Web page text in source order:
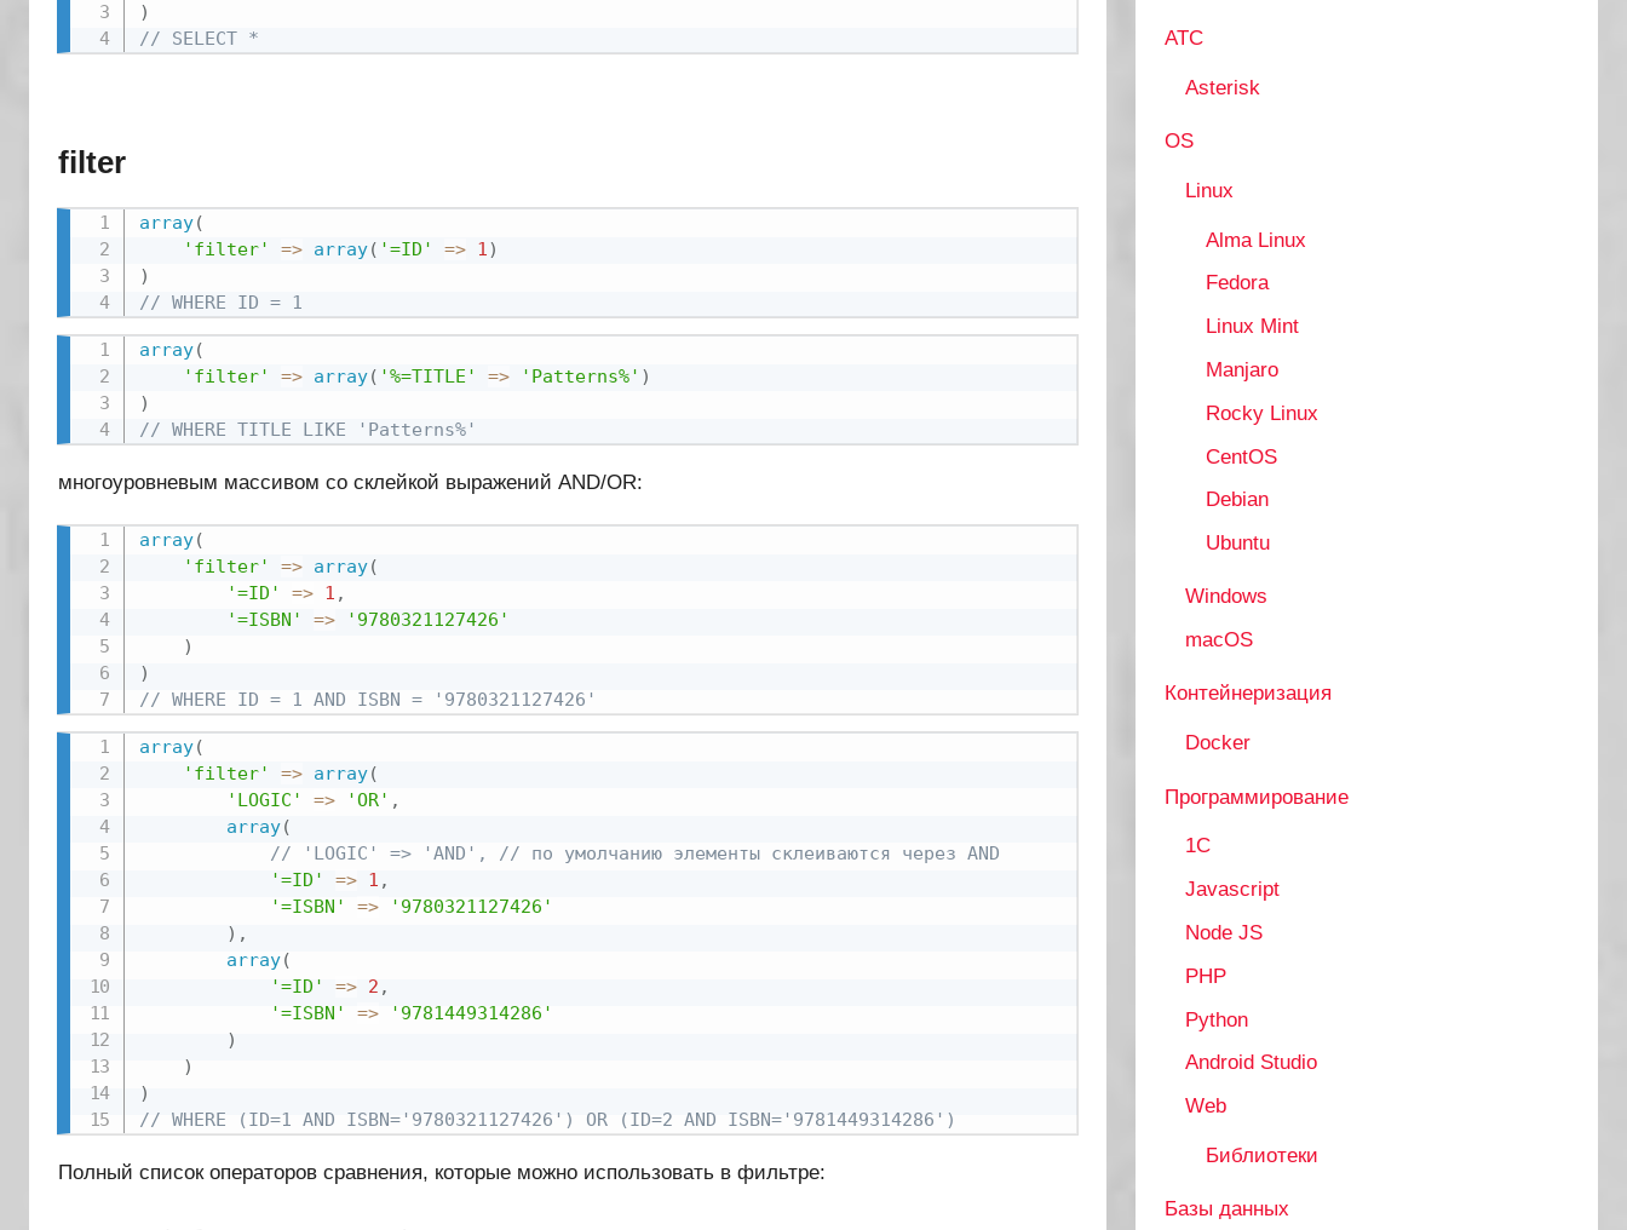
)
// SELECT *
filter
array(
'filter'
=> array( '=ID' => 1)
)
// WHERE ID = 1
array(
'filter'
=> array( '%=TITLE' => 'Patterns%' )
)
// WHERE TITLE LIKE 'Patterns%'
многоуровневым массивом со склейкой выражений AND/OR:
array(
'filter'
=> array(
'=ID'
=> 1 ,
'=ISBN'
=>
'9780321127426'
)
)
// WHERE ID = 1 AND ISBN = '9780321127426'
array(
'filter'
=> array(
'LOGIC'
=> 'OR' ,
array(
// 'LOGIC' => 'AND', // по умолчанию элементы склеиваются через AND
'=ID'
=> 1 ,
'=ISBN'
=>
'9780321127426'
) ,
array(
'=ID'
=> 2 ,
'=ISBN'
=>
'9781449314286'
)
)
)
// WHERE (ID=1 AND ISBN='9780321127426') OR (ID=2 AND ISBN='9781449314286')
Полный список операторов сравнения, которые можно использовать в фильтре:
АТС
Asterisk
OS
Linux
Alma Linux
Fedora
Linux Mint
Manjaro
Rocky Linux
CentOS
Debian
Ubuntu
Windows
macOS
Контейнеризация
Docker
Программирование
1C
Javascript
Node JS
PHP
Python
Android Studio
Web
Библиотеки
Базы данных